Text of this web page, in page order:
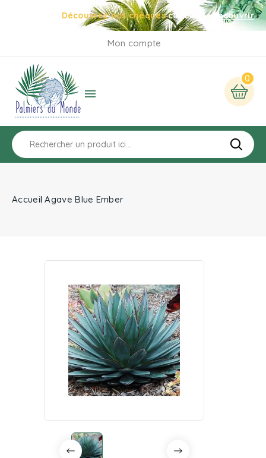
Découvrez nos chèquescadeaux Découvrir
Mon compte

0
Accueil Agave Blue Ember